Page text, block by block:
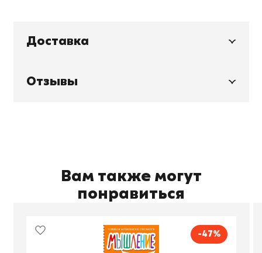
Доставка
Отзывы
Вам также могут
понравиться
-47%